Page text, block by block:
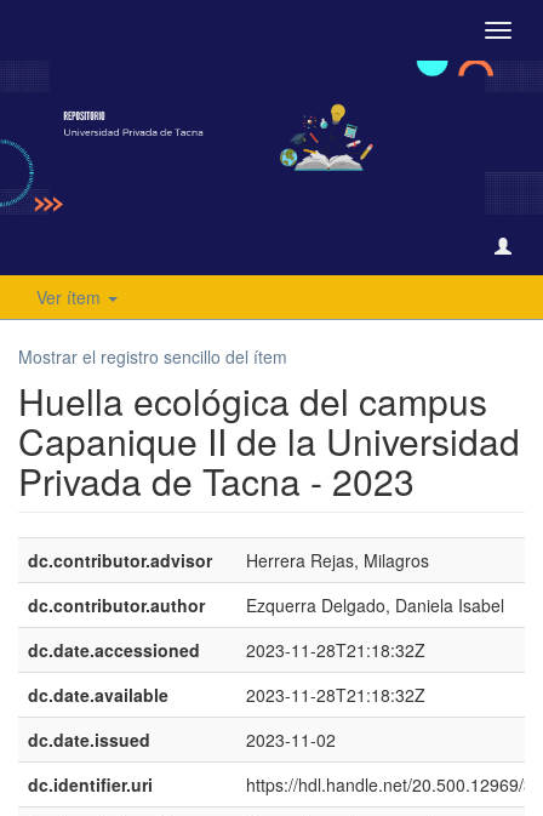
Ver ítem
Mostrar el registro sencillo del ítem
Huella ecológica del campus
Capanique II de la Universidad
Privada de Tacna - 2023
dc.contributor.advisor
Herrera Rejas, Milagros
dc.contributor.author
Ezquerra Delgado, Daniela Isabel
dc.date.accessioned
2023-11-28T21:18:32Z
dc.date.available
2023-11-28T21:18:32Z
dc.date.issued
2023-11-02
dc.identifier.uri
https://hdl.handle.net/20.500.12969/